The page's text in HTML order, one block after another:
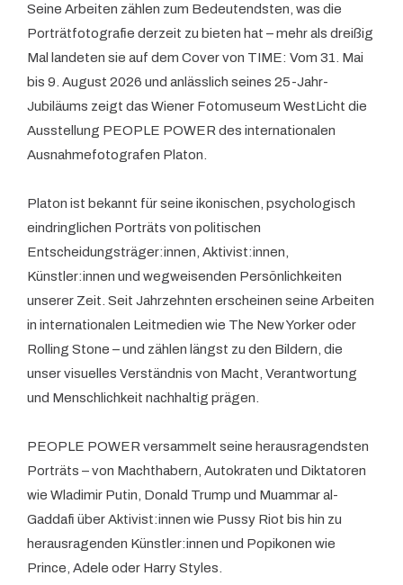
Seine Arbeiten zählen zum Bedeutendsten, was die
Porträtfotografie derzeit zu bieten hat – mehr als dreißig
Mal landeten sie auf dem Cover von TIME: Vom 31. Mai
bis 9. August 2026 und anlässlich seines 25-Jahr-
Jubiläums zeigt das Wiener Fotomuseum WestLicht die
Ausstellung PEOPLE POWER des internationalen
Ausnahmefotografen Platon.
Platon ist bekannt für seine ikonischen, psychologisch
eindringlichen Porträts von politischen
Entscheidungsträger:innen, Aktivist:innen,
Künstler:innen und wegweisenden Persönlichkeiten
unserer Zeit. Seit Jahrzehnten erscheinen seine Arbeiten
in internationalen Leitmedien wie The New Yorker oder
Rolling Stone – und zählen längst zu den Bildern, die
unser visuelles Verständnis von Macht, Verantwortung
und Menschlichkeit nachhaltig prägen.
PEOPLE POWER versammelt seine herausragendsten
Porträts – von Machthabern, Autokraten und Diktatoren
wie Wladimir Putin, Donald Trump und Muammar al-
Gaddafi über Aktivist:innen wie Pussy Riot bis hin zu
herausragenden Künstler:innen und Popikonen wie
Prince, Adele oder Harry Styles.